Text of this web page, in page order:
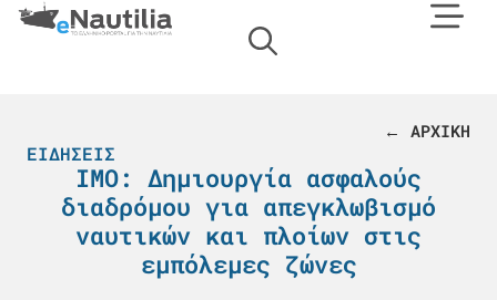
← ΑΡΧΙΚΗ
ΕΙΔΉΣΕΙΣ
IMO: Δημιουργία ασφαλούς
διαδρόμου για απεγκλωβισμό
ναυτικών και πλοίων στις
εμπόλεμες ζώνες